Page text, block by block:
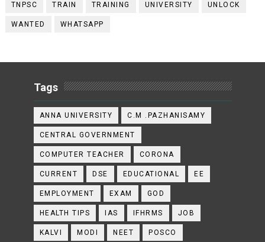
TNPSC TRAIN TRAINING UNIVERSITY UNLOCK
WANTED WHATSAPP
Tags
ANNA UNIVERSITY C.M .PAZHANISAMY
CENTRAL GOVERNMENT
COMPUTER TEACHER CORONA
CURRENT DSE EDUCATIONAL EE
EMPLOYMENT EXAM GOD
HEALTH TIPS IAS IFHRMS JOB
KALVI MODI NEET POSCO